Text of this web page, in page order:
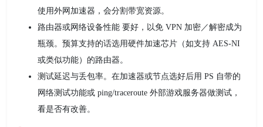
使用外网加速器，会分割带宽资源。
路由器或网络设备性能 要好，以免 VPN 加密／解密成为
瓶颈。预算支持的话选用硬件加速芯片（如支持 AES-NI
或类似功能）的路由器。
测试延迟与丢包率。在加速器或节点选好后用 PS 自带的
网络测试功能或 ping/traceroute 外部游戏服务器做测试，
看是否有改善。